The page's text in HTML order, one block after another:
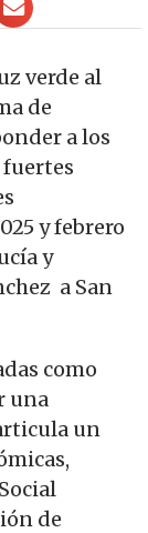
verde al
de
a los
fuertes
y febrero
y
a San
como
una
un
de